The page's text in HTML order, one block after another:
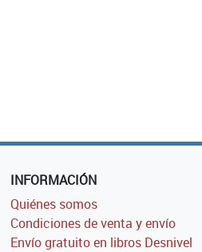
INFORMACIÓN
Quiénes somos
Condiciones de venta y envío
Envío gratuito en libros Desnivel